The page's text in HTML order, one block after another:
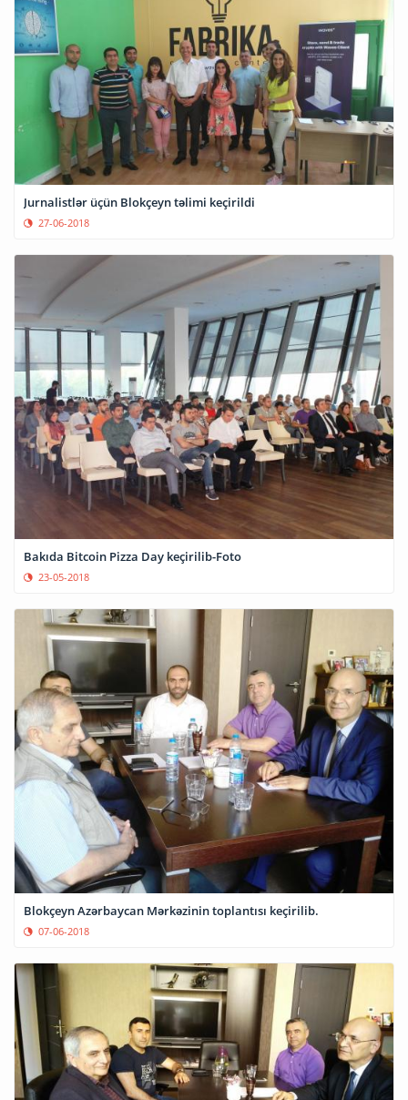
Jurnalistlər üçün Blokçeyn təlimi keçirildi
27-06-2018
Bakıda Bitcoin Pizza Day keçirilib-Foto
23-05-2018
Blokçeyn Azərbaycan Mərkəzinin toplantısı keçirilib.
07-06-2018